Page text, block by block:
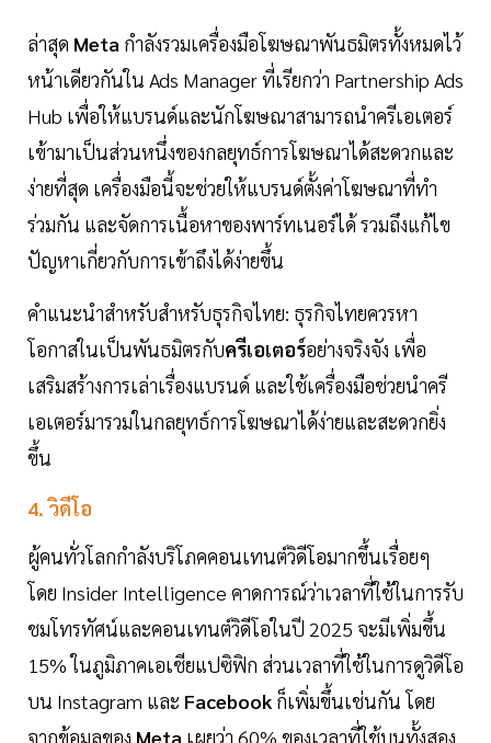
ล่าสุด Meta กำลังรวมเครื่องมือโฆษณาพันธมิตรทั้งหมดไว้
หน้าเดียวกันใน Ads Manager ที่เรียกว่า Partnership Ads
Hub เพื่อให้แบรนด์และนักโฆษณาสามารถนำครีเอเตอร์
เข้ามาเป็นส่วนหนึ่งของกลยุทธ์การโฆษณาได้สะดวกและ
ง่ายที่สุด เครื่องมือนี้จะช่วยให้แบรนด์ตั้งค่าโฆษณาที่ทำ
ร่วมกัน และจัดการเนื้อหาของพาร์ทเนอร์ได้ รวมถึงแก้ไข
ปัญหาเกี่ยวกับการเข้าถึงได้ง่ายขึ้น
คำแนะนำสำหรับสำหรับธุรกิจไทย: ธุรกิจไทยควรหา
โอกาสในเป็นพันธมิตรกับครีเอเตอร์อย่างจริงจัง เพื่อ
เสริมสร้างการเล่าเรื่องแบรนด์ และใช้เครื่องมือช่วยนำครี
เอเตอร์มารวมในกลยุทธ์การโฆษณาได้ง่ายและสะดวกยิ่ง
ขึ้น
4. วิดีโอ
ผู้คนทั่วโลกกำลังบริโภคคอนเทนต์วิดีโอมากขึ้นเรื่อยๆ
โดย Insider Intelligence คาดการณ์ว่าเวลาที่ใช้ในการรับ
ชมโทรทัศน์และคอนเทนต์วิดีโอในปี 2025 จะมีเพิ่มขึ้น
15% ในภูมิภาคเอเชียแปซิฟิก ส่วนเวลาที่ใช้ในการดูวิดีโอ
บน Instagram และ Facebook ก็เพิ่มขึ้นเช่นกัน โดย
จากข้อมูลของ Meta เผยว่า 60% ของเวลาที่ใช้บนทั้งสอง